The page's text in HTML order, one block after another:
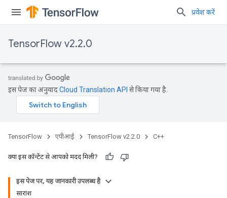
प्रवेश करें
TensorFlow v2.2.0
इस पेज का अनुवादCloud Translation API से किया गया है.
TensorFlow एपीआई TensorFlow v2.2.0 C++
क्या इस कॉन्टेंट से आपको मदद मिली?
इस पेज पर, यह जानकारी उपलब्ध है
सारांश